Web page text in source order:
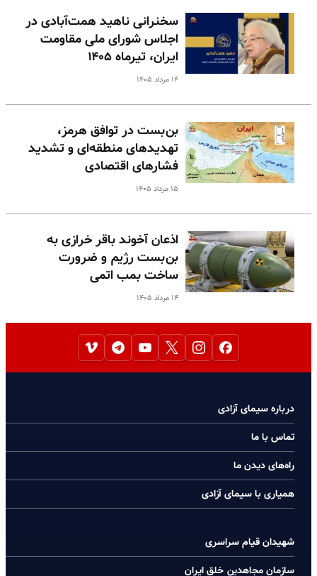
سخنرانی ناهید همت‌آبادی در
اجلاس شورای ملی مقاومت
ایران، تیرماه ۱۴۰۵
۱۴ مرداد ۱۴۰۵
بن‌بست در توافق هرمز،
تهدیدهای منطقه‌ای و تشدید
فشارهای اقتصادی
۱۵ مرداد ۱۴۰۵
اذعان آخوند باقر خرازی به
بن‌بست رژیم و ضرورت
ساخت بمب اتمی
۱۴ مرداد ۱۴۰۵
درباره سیمای آزادی
تماس با ما
راه‌های دیدن ما
همیاری با سیمای آزادی
شهیدان قیام سراسری
سازمان مجاهدین خلق ایران